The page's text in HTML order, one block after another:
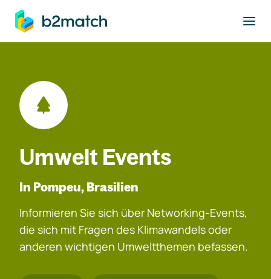
springen
Umwelt Events
In Pompeu, Brasilien
Informieren Sie sich über Networking-Events,
die sich mit Fragen des Klimawandels oder
anderen wichtigen Umweltthemen befassen.